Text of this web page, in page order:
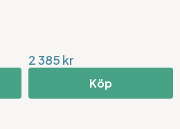
2 385 kr
Köp